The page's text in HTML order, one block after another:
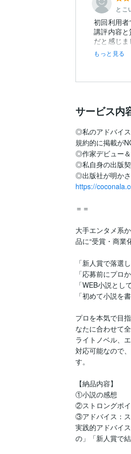
とこ
初回利用者
講評内容
もっと見る
サービス内
◎私のアドバイ
規約的に掲載が
◎作家デビュー＆
◎私自身の出版契
https://
＝＝
大手エンタメ系
品に“受賞・商業
「新人賞で落選
「応募前にプロ
「WEB小説とし
「初めて小説を
プロを本気で目
なたに合わせて
ライトノベル、
対応可能なので
す。
【納品内容】
①小説の感想
②ストロングポイ
③アドバイス：
実践的アドバイ
の」「新人賞で